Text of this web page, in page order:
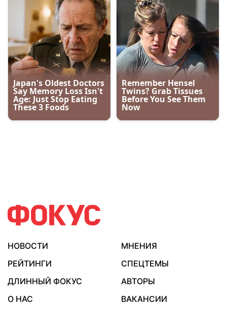
НОВОСТИ
МНЕНИЯ
РЕЙТИНГИ
СПЕЦТЕМЫ
ДЛИННЫЙ ФОКУС
АВТОРЫ
О НАС
ВАКАНСИИ